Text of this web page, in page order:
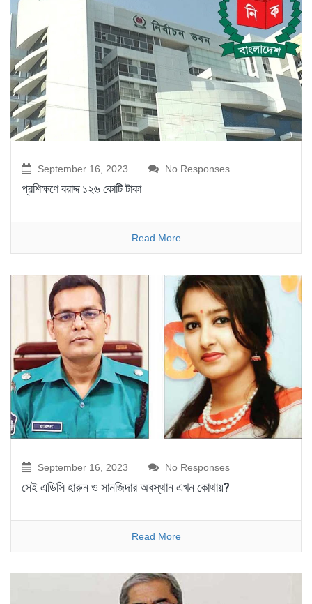
September 16, 2023 No Responses
প্রশিক্ষণে বরাদ্দ ১২৬ কোটি টাকা
Read More
September 16, 2023 No Responses
সেই এডিসি হারুন ও সানজিদার অবস্থান এখন কোথায়?
Read More